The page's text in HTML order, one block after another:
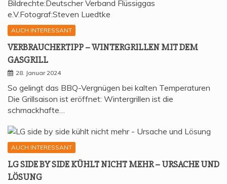
AUCH INTERESSANT
VER­BRAU­CHER­TIPP – WIN­TER­GRIL­LEN MIT DEM
GASGRILL
28. Januar 2024
So gelingt das BBQ-Vergnügen bei kalten Temperaturen
Die Grillsaison ist eröffnet: Wintergrillen ist die
schmackhafte…
AUCH INTERESSANT
LG SIDE BY SIDE KÜHLT NICHT MEHR – URSA­CHE UND
LÖSUNG